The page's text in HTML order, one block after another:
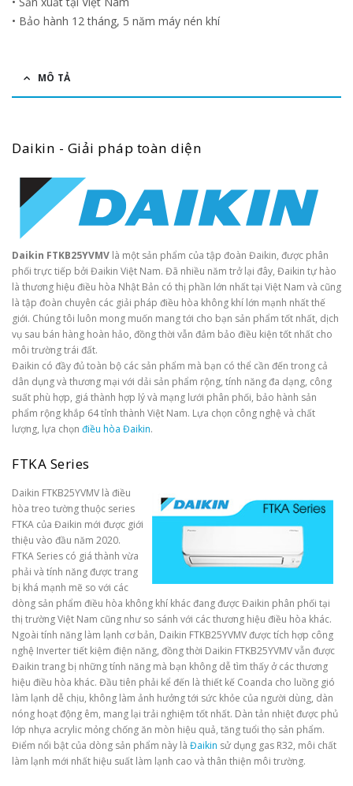
• Bảo hành 12 tháng, 5 năm máy nén khí
MÔ TẢ
Daikin - Giải pháp toàn diện
Daikin FTKB25YVMV là một sản phẩm của tập đoàn Đaikin, được phân
phối trực tiếp bởi Đaikin Việt Nam. Đã nhiều năm trở lại đây, Đaikin tự hào
là thương hiệu điều hòa Nhật Bản có thị phần lớn nhất tại Việt Nam và cũng
là tập đoàn chuyên các giải pháp điều hòa không khí lớn mạnh nhất thế
giới. Chúng tôi luôn mong muốn mang tới cho bạn sản phẩm tốt nhất, dịch
vụ sau bán hàng hoàn hảo, đồng thời vẫn đảm bảo điều kiện tốt nhất cho
môi trường trái đất.
Đaikin có đầy đủ toàn bộ các sản phẩm mà bạn có thể cần đến trong cả
dân dụng và thương mại với dải sản phẩm rộng, tính năng đa dạng, công
suất phù hợp, giá thành hợp lý và mạng lưới phân phối, bảo hành sản
phẩm rộng khắp 64 tỉnh thành Việt Nam. Lựa chọn công nghệ và chất
lượng, lựa chọn điều hòa Đaikin.
FTKA Series
Daikin FTKB25YVMV là điều
hòa treo tường thuộc series
FTKA của Đaikin mới được giới
thiệu vào đầu năm 2020.
FTKA Series có giá thành vừa
phải và tính năng được trang
bị khá mạnh mẽ so với các
dòng sản phẩm điều hòa không khí khác đang được Đaikin phân phối tại
thị trường Việt Nam cũng như so sánh với các thương hiệu điều hòa khác.
Ngoài tính năng làm lạnh cơ bản, Daikin FTKB25YVMV được tích hợp công
nghệ Inverter tiết kiệm điện năng, đồng thời Daikin FTKB25YVMV vẫn được
Đaikin trang bị những tính năng mà bạn không dễ tìm thấy ở các thương
hiệu điều hòa khác. Đầu tiên phải kể đến là thiết kế Coanda cho luồng gió
làm lạnh dễ chịu, không làm ảnh hưởng tới sức khỏe của người dùng, dàn
nóng hoạt động êm, mang lại trải nghiệm tốt nhất. Dàn tản nhiệt được phủ
lớp nhựa acrylic mỏng chống ăn mòn hiệu quả, tăng tuổi thọ sản phẩm.
Điểm nổi bật của dòng sản phẩm này là Đaikin sử dụng gas R32, môi chất
làm lạnh mới nhất hiệu suất làm lạnh cao và thân thiện môi trường.